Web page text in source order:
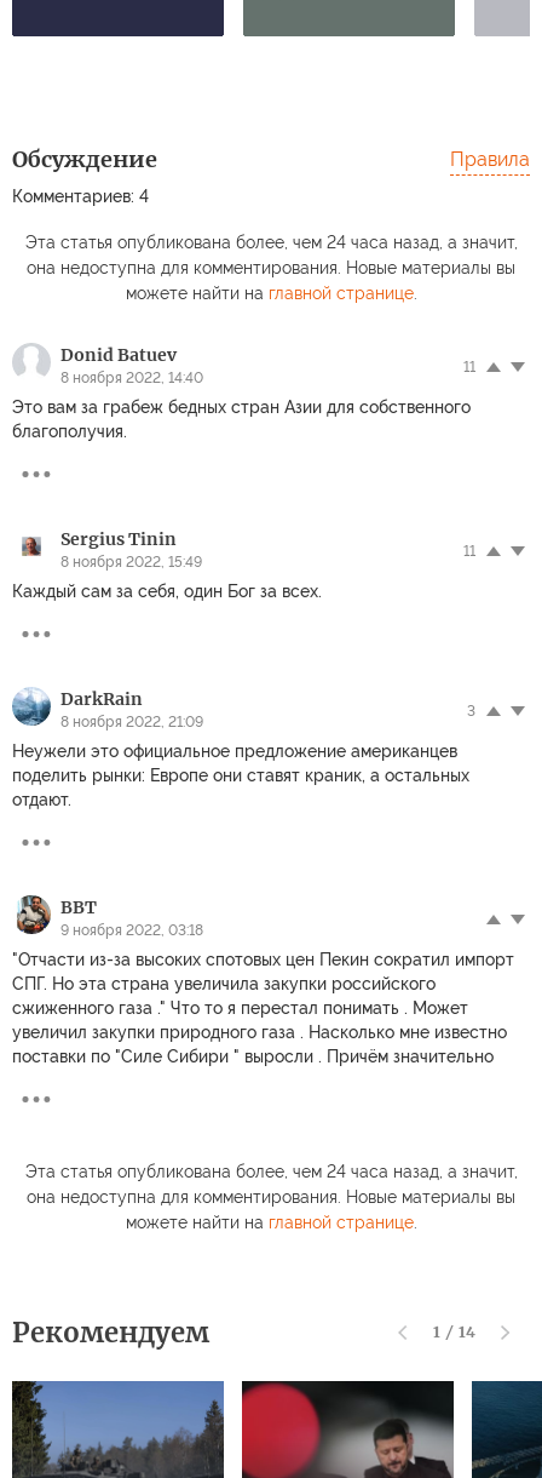
Обсуждение
Комментариев: 4
Правила
Эта статья опубликована более, чем 24 часа назад, а значит,
она недоступна для комментирования. Новые материалы вы
можете найти на главной странице.
Donid Batuev
8 ноября 2022, 14:40
11
Это вам за грабеж бедных стран Азии для собственного
благополучия.
Sergius Tinin
8 ноября 2022, 15:49
11
Каждый сам за себя, один Бог за всех.
DarkRain
8 ноября 2022, 21:09
3
Неужели это официальное предложение американцев
поделить рынки: Европе они ставят краник, а остальных
отдают.
ВВТ
9 ноября 2022, 03:18
"Отчасти из-за высоких спотовых цен Пекин сократил импорт
СПГ. Но эта страна увеличила закупки российского
сжиженного газа ." Что то я перестал понимать . Может
увеличил закупки природного газа . Насколько мне известно
поставки по "Силе Сибири " выросли . Причём значительно
Эта статья опубликована более, чем 24 часа назад, а значит,
она недоступна для комментирования. Новые материалы вы
можете найти на главной странице.
Рекомендуем 1 / 14